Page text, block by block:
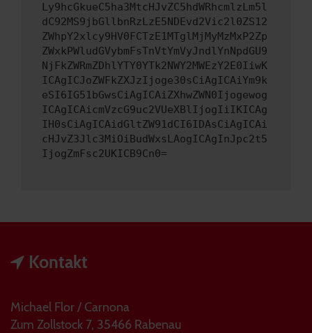
Ly9hcGkueC5ha3MtcHJvZC5hdWRhcmlzLm5l
dC92MS9jbGllbnRzLzE5NDEvd2Vic2l0ZS12
ZWhpY2xlcy9HV0FCTzE1MTglMjMyMzMxP2Zp
ZWxkPWludGVybmFsTnVtYmVyJndlYnNpdGU9
NjFkZWRmZDhlYTY0YTk2NWY2MWEzY2E0IiwK
ICAgICJoZWFkZXJzIjoge30sCiAgICAiYm9k
eSI6IG51bGwsCiAgICAiZXhwZWN0Ijogewog
ICAgICAicmVzcG9uc2VUeXBlIjogIiIKICAg
IH0sCiAgICAidGltZW91dCI6IDAsCiAgICAi
cHJvZ3Jlc3MiOiBudWxsLAogICAgInJpc2t5
IjogZmFsc2UKICB9Cn0=
Kontakt
Michael Flor / Carnona
Zum Zollstock 7, 35466 Rabenau